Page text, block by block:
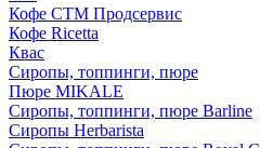
Кофе СТМ Продсервис
Кофе Ricetta
Квас
Сиропы, топпинги, пюре
Пюре MIKALE
Сиропы, топпинги, пюре Barline
Сиропы Herbarista